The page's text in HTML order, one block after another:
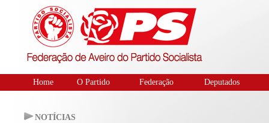
Home O Partido Federação Deputados
NOTÍCIAS